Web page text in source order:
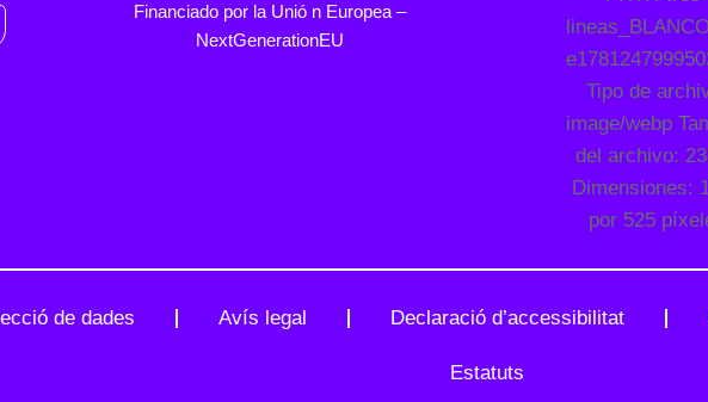
Financiado por la Unió n Europea –
NextGenerationEU
de dades Avís legal Declaració d’accessibilitat
Estatuts